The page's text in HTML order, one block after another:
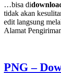
…bisa di
tidak akan
edit langsung
Alamat
PNG –